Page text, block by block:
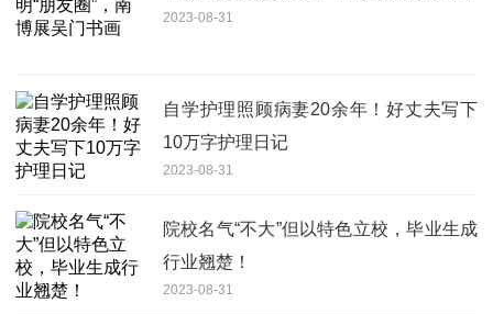
2023-08-31
自学护理照顾病妻20余年！好丈夫写下
10万字护理日记
2023-08-31
院校名气“不大”但以特色立校，毕业生成
行业翘楚！
2023-08-31